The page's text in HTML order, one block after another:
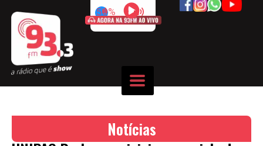
50%
Notícias